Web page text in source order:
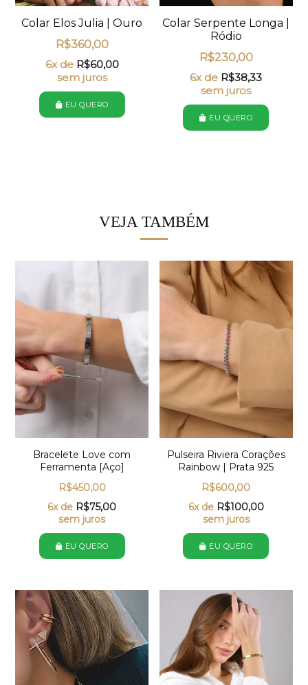
Colar Elos Julia | Ouro
R$360,00
6x de R$60,00
sem juros
EU QUERO
Colar Serpente Longa |
Ródio
R$230,00
6x de R$38,33
sem juros
EU QUERO
VEJA TAMBÉM
Bracelete Love com
Ferramenta [Aço]
R$450,00
6x de R$75,00
sem juros
EU QUERO
Pulseira Riviera Corações
Rainbow | Prata 925
R$600,00
6x de R$100,00
sem juros
EU QUERO